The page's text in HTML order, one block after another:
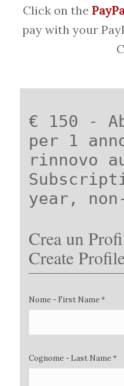
Click on the
pay with your
€ 150 -
per 1
rinnovo
year,
Crea un
Create
Nome - First Name *
Cognome - Last Name *